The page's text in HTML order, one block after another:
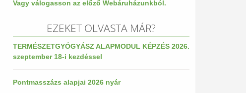
Vagy válogasson az előző Webáruházunkból.
EZEKET OLVASTA MÁR?
TERMÉSZETGYÓGYÁSZ ALAPMODUL KÉPZÉS 2026.
szeptember 18-i kezdéssel
Pontmasszázs alapjai 2026 nyár